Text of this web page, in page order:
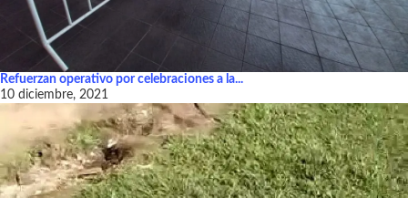
Refuerzan operativo por celebraciones a la...
10 diciembre, 2021